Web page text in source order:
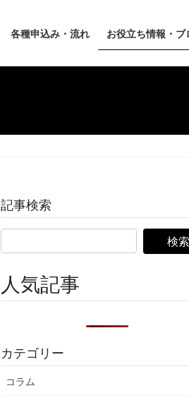
各種申込み・流れ お役立ち情報・ブ
記事検索
人気記事
カテゴリー
コラム